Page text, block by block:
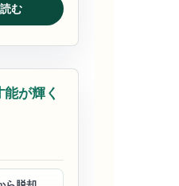
む
が輝く